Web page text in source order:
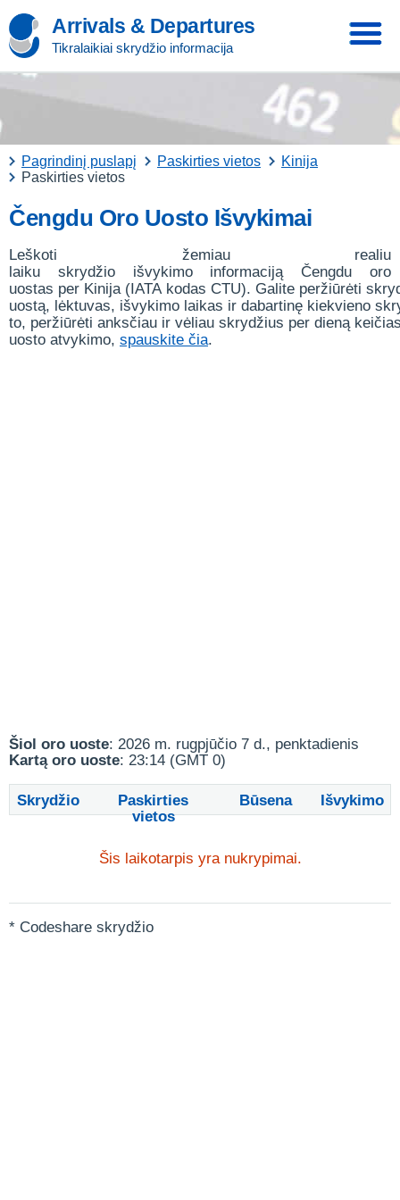
Arrivals & Departures
Tikralaikiai skrydžio informacija
Pagrindinį puslapį Paskirties vietos
Kinija
Paskirties vietos
Čengdu Oro Uosto Išvykimai
Leškoti žemiau realiu
laiku skrydžio išvykimo informaciją Čengdu oro
uostas per Kinija (IATA kodas CTU). Galite peržiūrėti
uostą, lėktuvas, išvykimo laikas ir dabartinę kiekvieno
to, peržiūrėti anksčiau ir vėliau skrydžius per dieną
uosto atvykimo, spauskite čia.
Šiol oro uoste: 2026 m. rugpjūčio 7 d., penktadienis
Kartą oro uoste: 23:14 (GMT 0)
Skrydžio
Paskirties
vietos
Būsena Išvykimo
Šis laikotarpis yra nukrypimai.
* Codeshare skrydžio